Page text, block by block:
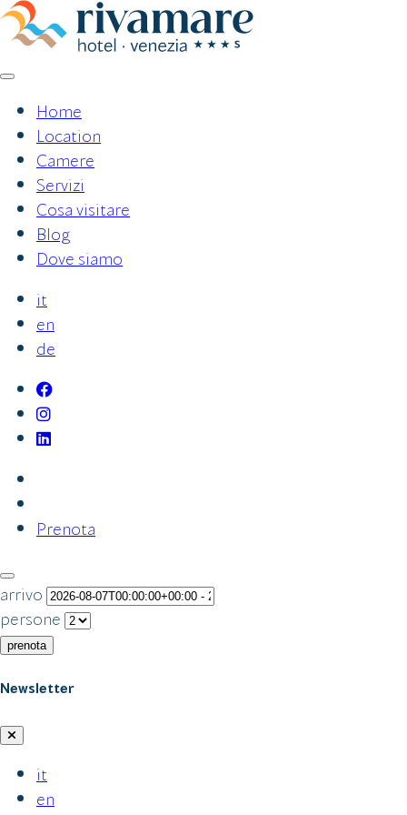
Vai
al
Home
Location
Camere
Servizi
Cosa visitare
Blog
Dove siamo
it
en
de
Prenota
arrivo
persone
prenota
Newsletter
it
en